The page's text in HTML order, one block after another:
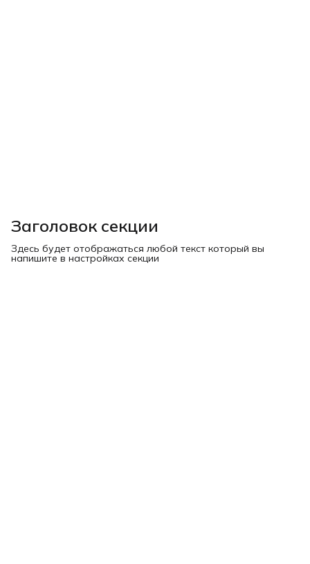
Заголовок секции
Здесь будет отображаться любой текст который вы
напишите в настройках секции